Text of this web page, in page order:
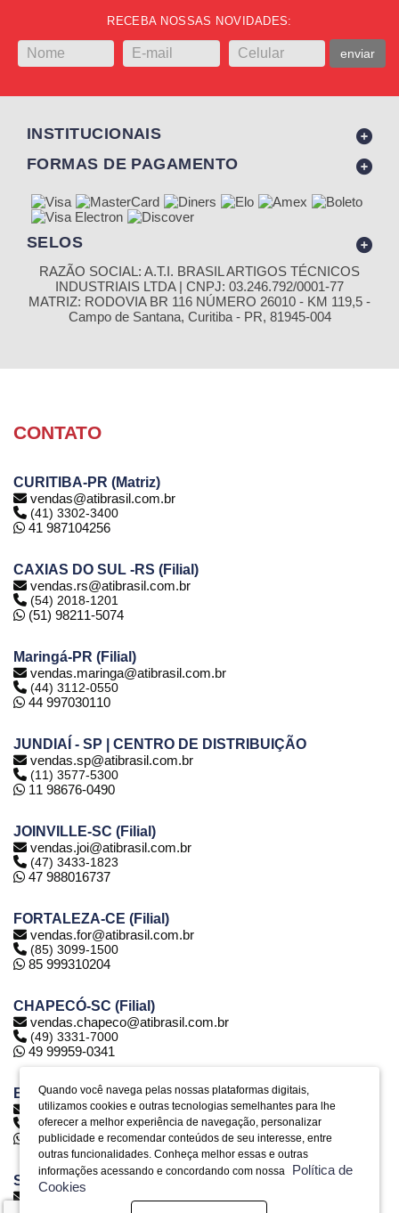
Quando você navega pelas nossas plataformas digitais,
utilizamos cookies e outras tecnologias semelhantes para lhe
oferecer a melhor experiência de navegação, personalizar
publicidade e recomendar conteúdos de seu interesse, entre
outras funcionalidades. Conheça melhor essas e outras
informações acessando e concordando com nossa
Política de
Cookies
RECEBA NOSSAS NOVIDADES:
enviar
INSTITUCIONAIS
FORMAS DE PAGAMENTO
SELOS
RAZÃO SOCIAL: A.T.I. BRASIL ARTIGOS TÉCNICOS
INDUSTRIAIS LTDA | CNPJ: 03.246.792/0001-77
MATRIZ: RODOVIA BR 116 NÚMERO 26010 - KM 119,5 -
Campo de Santana, Curitiba - PR, 81945-004
CONTATO
CURITIBA-PR (Matriz)
vendas@atibrasil.com.br
(41) 3302-3400
41 987104256
CAXIAS DO SUL -RS (Filial)
vendas.rs@atibrasil.com.br
(54) 2018-1201
(51) 98211-5074
Maringá-PR (Filial)
vendas.maringa@atibrasil.com.br
(44) 3112-0550
44 997030110
JUNDIAÍ - SP | CENTRO DE DISTRIBUIÇÃO
vendas.sp@atibrasil.com.br
(11) 3577-5300
11 98676-0490
JOINVILLE-SC (Filial)
vendas.joi@atibrasil.com.br
(47) 3433-1823
47 988016737
FORTALEZA-CE (Filial)
vendas.for@atibrasil.com.br
(85) 3099-1500
85 999310204
CHAPECÓ-SC (Filial)
vendas.chapeco@atibrasil.com.br
(49) 3331-7000
49 99959-0341
BELO HORIZONTE-MG (Filial)
vendas.bh@atibrasil.com.br
(31) 2516-6974
31 992890773
SERRA-ES (Filial)
vendas.es@atibrasil.com.br